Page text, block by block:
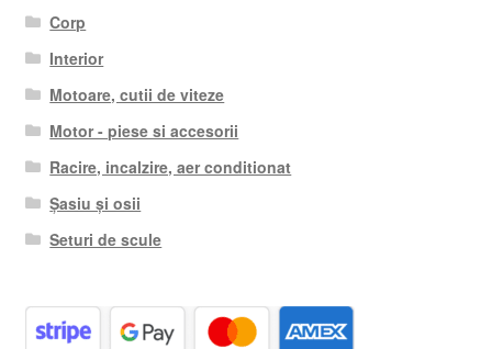
Corp
Interior
Motoare, cutii de viteze
Motor - piese si accesorii
Racire, incalzire, aer conditionat
Șasiu și osii
Seturi de scule